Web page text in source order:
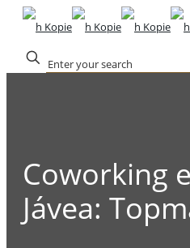
Coworking
Jávea: